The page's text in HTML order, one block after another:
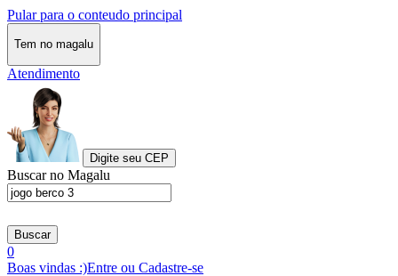
Pular para o conteudo principal
Tem no magalu
Atendimento
Digite seu CEP
Buscar no Magalu
Buscar
0
Boas vindas :)Entre ou Cadastre-se